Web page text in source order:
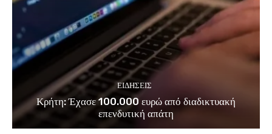
ΕΙΔΗΣΕΙΣ
Κρήτη: Έχασε 100.000 ευρώ από διαδικτυακή
επενδυτική απάτη